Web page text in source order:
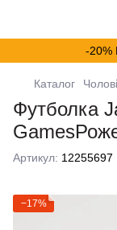
-
Каталог
Футболка
Артикул: 12255697
−17%